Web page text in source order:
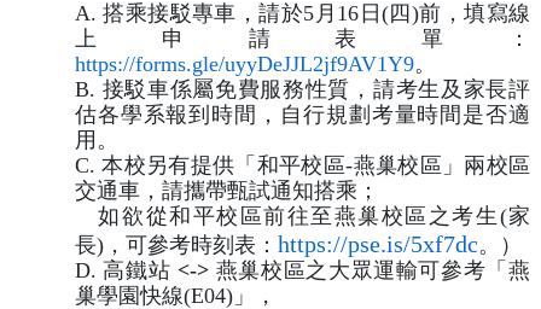
A. 搭乘接駁專車，請於5月16日(四)前，填寫線
上申請表單：
https://forms.gle/uyyDeJJL2jf9AV1Y9。
B. 接駁車係屬免費服務性質，請考生及家長評
估各學系報到時間，自行規劃考量時間是否適
用。
C. 本校另有提供「和平校區-燕巢校區」兩校區
交通車，請攜帶甄試通知搭乘；
如欲從和平校區前往至燕巢校區之考生(家
長)，可參考時刻表： https://pse.is/5xf7dc。）
D. 高鐵站 <-> 燕巢校區之大眾運輸可參考「燕
巢學園快線(E04)」，